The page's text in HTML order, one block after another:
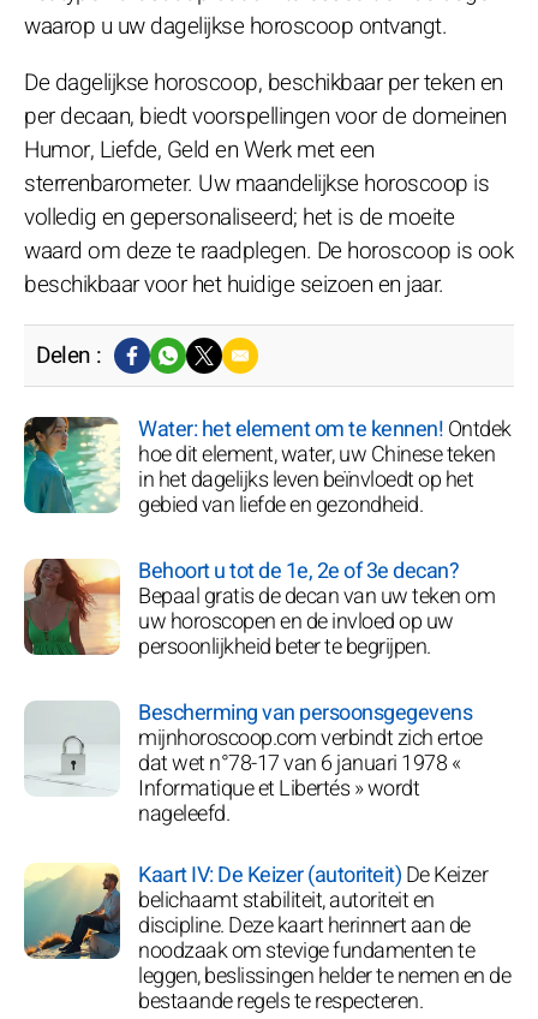
waarop u uw dagelijkse horoscoop ontvangt.
De dagelijkse horoscoop, beschikbaar per teken en
per decaan, biedt voorspellingen voor de domeinen
Humor, Liefde, Geld en Werk met een
sterrenbarometer. Uw maandelijkse horoscoop is
volledig en gepersonaliseerd; het is de moeite
waard om deze te raadplegen. De horoscoop is ook
beschikbaar voor het huidige seizoen en jaar.
Delen :
Water: het element om te kennen!Ontdek
hoe dit element, water, uw Chinese teken
in het dagelijks leven beïnvloedt op het
gebied van liefde en gezondheid.
Behoort u tot de 1e, 2e of 3e decan?
Bepaal gratis de decan van uw teken om
uw horoscopen en de invloed op uw
persoonlijkheid beter te begrijpen.
Bescherming van persoonsgegevens
mijnhoroscoop.com verbindt zich ertoe
dat wet n°78-17 van 6 januari 1978 «
Informatique et Libertés » wordt
nageleefd.
Kaart IV: De Keizer (autoriteit)De Keizer
belichaamt stabiliteit, autoriteit en
discipline. Deze kaart herinnert aan de
noodzaak om stevige fundamenten te
leggen, beslissingen helder te nemen en de
bestaande regels te respecteren.